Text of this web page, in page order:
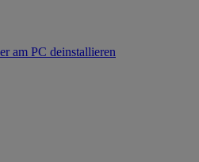
am PC deinstallieren